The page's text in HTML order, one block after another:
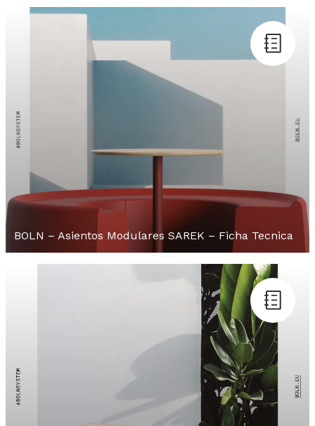
BOLN – Asientos Modulares SAREK – Ficha Tecnica